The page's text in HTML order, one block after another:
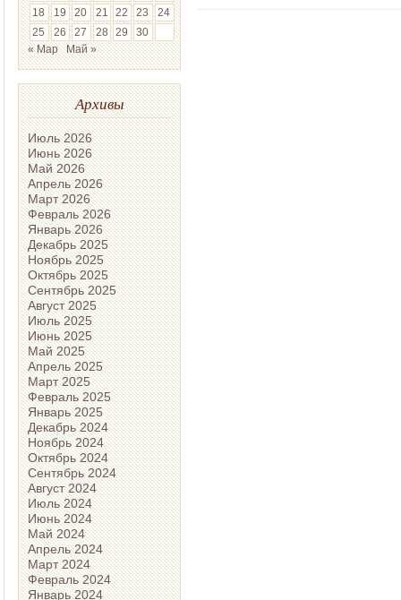
18
19 20 21 22 23
24
25
26 27 28 29
30
« Мар
Май »
Архивы
Июль 2026
Июнь 2026
Май 2026
Апрель 2026
Март 2026
Февраль 2026
Январь 2026
Декабрь 2025
Ноябрь 2025
Октябрь 2025
Сентябрь 2025
Август 2025
Июль 2025
Июнь 2025
Май 2025
Апрель 2025
Март 2025
Февраль 2025
Январь 2025
Декабрь 2024
Ноябрь 2024
Октябрь 2024
Сентябрь 2024
Август 2024
Июль 2024
Июнь 2024
Май 2024
Апрель 2024
Март 2024
Февраль 2024
Январь 2024